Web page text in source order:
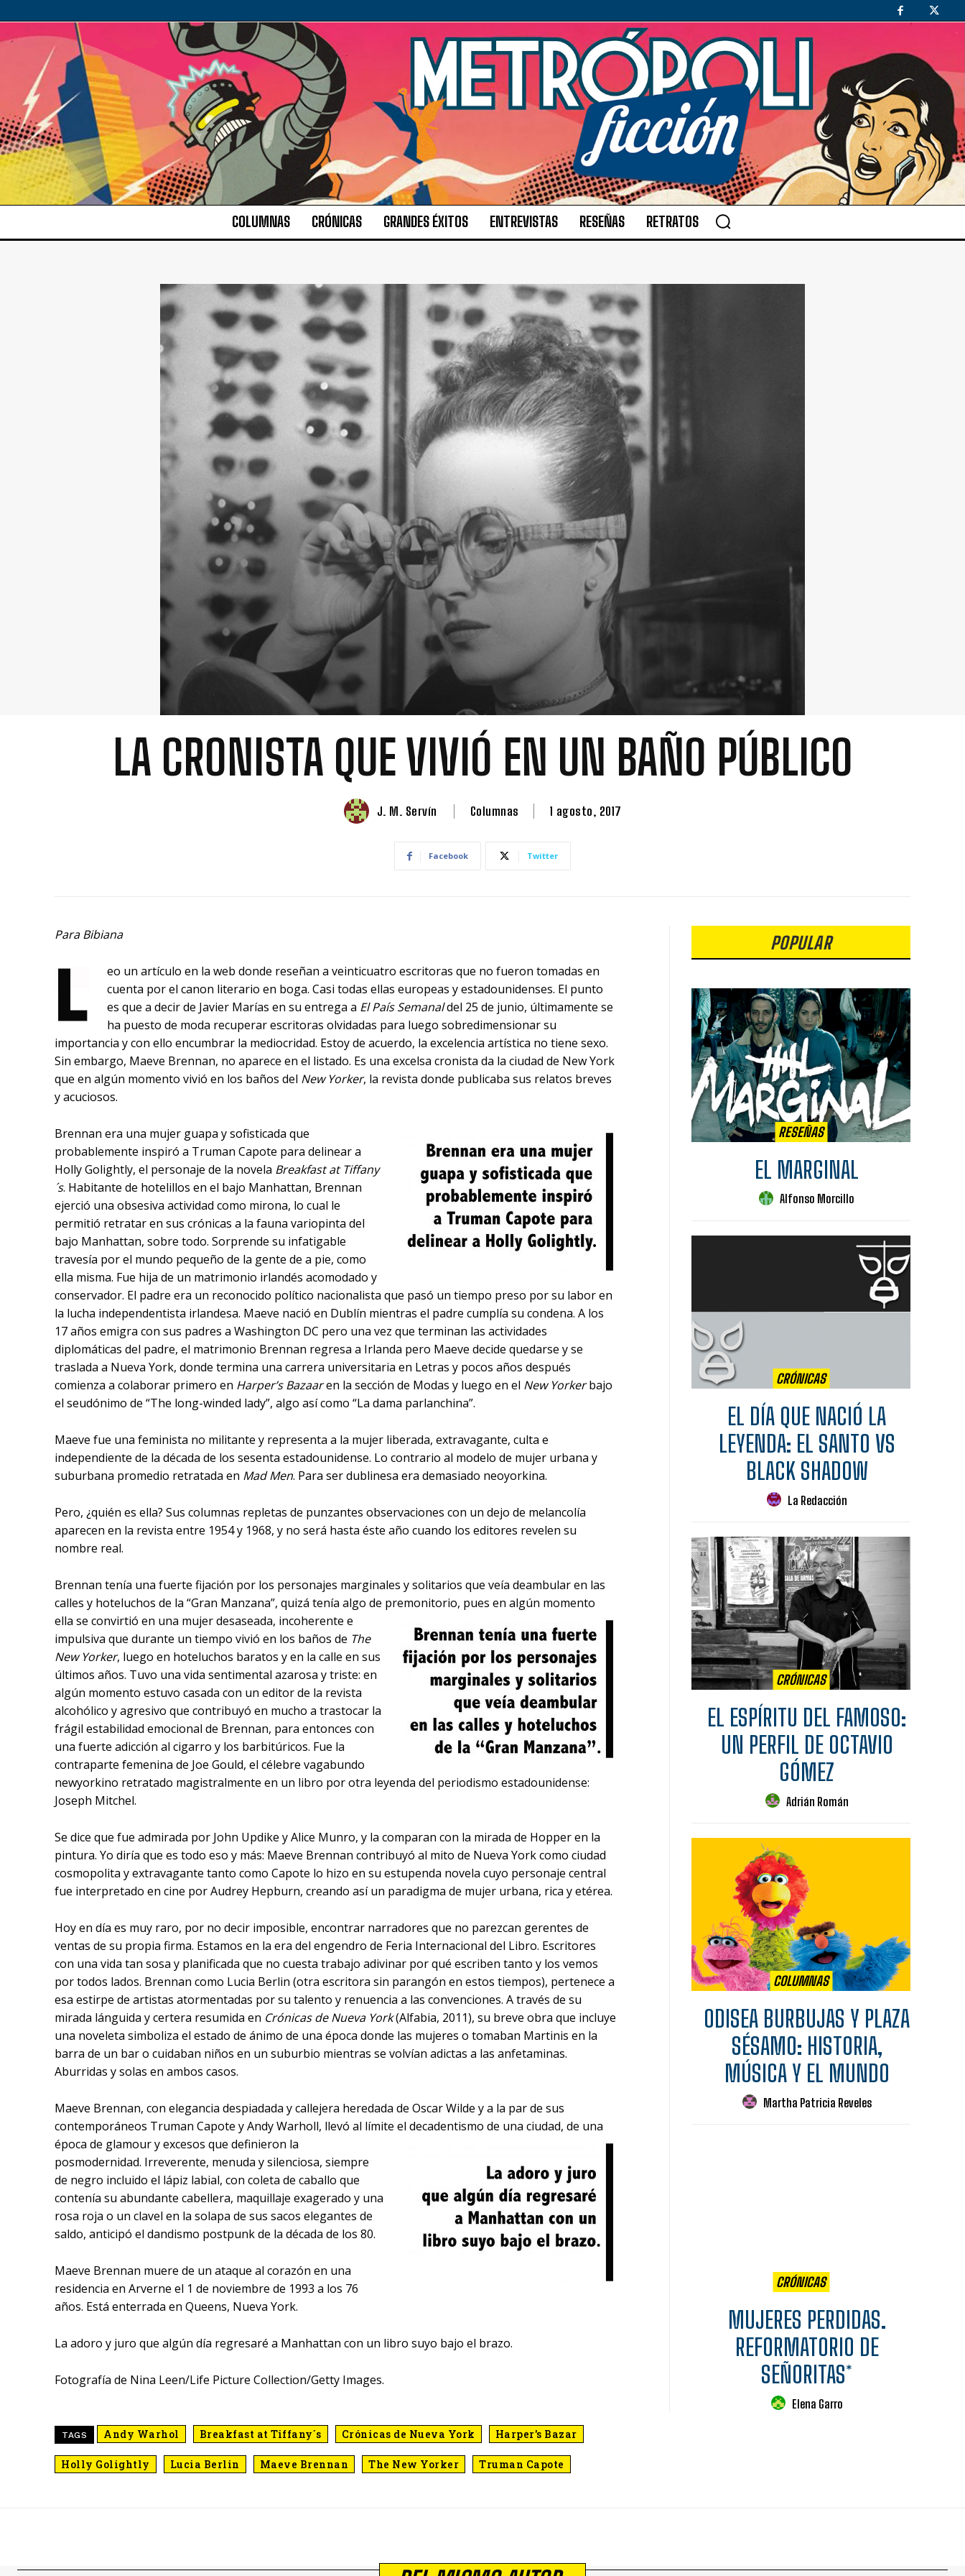
COLUMNAS CRÓNICAS GRANDES ÉXITOS ENTREVISTAS RESEÑAS RETRATOS
LA CRONISTA QUE VIVIÓ EN UN BAÑO PÚBLICO
J. M. Servín Columnas 1 agosto, 2017
Facebook Twitter
Para Bibiana
eo un artículo en la web donde reseñan a veinticuatro escritoras que no fueron tomadas en
cuenta por el canon literario en boga. Casi todas ellas europeas y estadounidenses. El punto
es que a decir de Javier Marías en su entrega a El País Semanaldel 25 de junio, últimamente se
ha puesto de moda recuperar escritoras olvidadas para luego sobredimensionar su
importancia y con ello encumbrar la mediocridad. Estoy de acuerdo, la excelencia artística no tiene sexo.
Sin embargo, Maeve Brennan, no aparece en el listado. Es una excelsa cronista da la ciudad de New York
que en algún momento vivió en los baños del New Yorker, la revista donde publicaba sus relatos breves
y acuciosos.
Brennan era una mujer guapa y sofisticada que
probablemente inspiró a Truman Capote para delinear a
Holly Golightly, el personaje de la novela Breakfast at Tiffany
´s. Habitante de hotelillos en el bajo Manhattan, Brennan
ejerció una obsesiva actividad como mirona, lo cual le
permitió retratar en sus crónicas a la fauna variopinta del
bajo Manhattan, sobre todo. Sorprende su infatigable
travesía por el mundo pequeño de la gente de a pie, como
ella misma. Fue hija de un matrimonio irlandés acomodado y
conservador. El padre era un reconocido político nacionalista que pasó un tiempo preso por su labor en
la lucha independentista irlandesa. Maeve nació en Dublín mientras el padre cumplía su condena. A los
17 años emigra con sus padres a Washington DC pero una vez que terminan las actividades
diplomáticas del padre, el matrimonio Brennan regresa a Irlanda pero Maeve decide quedarse y se
traslada a Nueva York, donde termina una carrera universitaria en Letras y pocos años después
comienza a colaborar primero en Harper’s Bazaaren la sección de Modas y luego en el New Yorkerbajo
el seudónimo de “The long-winded lady”, algo así como “La dama parlanchina”.
Maeve fue una feminista no militante y representa a la mujer liberada, extravagante, culta e
independiente de la década de los sesenta estadounidense. Lo contrario al modelo de mujer urbana y
suburbana promedio retratada en Mad Men. Para ser dublinesa era demasiado neoyorkina.
Pero, ¿quién es ella? Sus columnas repletas de punzantes observaciones con un dejo de melancolía
aparecen en la revista entre 1954 y 1968, y no será hasta éste año cuando los editores revelen su
nombre real.
Brennan tenía una fuerte fijación por los personajes marginales y solitarios que veía deambular en las
calles y hoteluchos de la “Gran Manzana”, quizá tenía algo de premonitorio, pues en algún momento
ella se convirtió en una mujerdesaseada, incoherente e
impulsiva que durante un tiempo vivió en los baños de The
New Yorker, luego en hoteluchos baratos y en la calle en sus
últimos años. Tuvo una vida sentimental azarosa y triste: en
algún momento estuvo casada con un editor de la revista
alcohólico y agresivo que contribuyó en mucho a trastocar la
frágil estabilidad emocional de Brennan, para entonces con
una fuerte adicción al cigarro y los barbitúricos. Fue la
contraparte femenina de Joe Gould, el célebre vagabundo
newyorkino retratado magistralmente en un libro por otra leyenda del periodismo estadounidense:
Joseph Mitchel.
Se dice que fue admirada por John Updike y Alice Munro, y la comparan con la mirada de Hopper en la
pintura. Yo diría que es todo eso y más: Maeve Brennan contribuyó al mito de Nueva York como ciudad
cosmopolita y extravagante tanto como Capote lo hizo en su estupenda novela cuyo personaje central
fue interpretado en cine por Audrey Hepburn, creando así un paradigma de mujer urbana, rica y etérea.
Hoy en día es muy raro, por no decir imposible, encontrar narradores que no parezcan gerentes de
ventas de su propia firma. Estamos en la era del engendro de Feria Internacional del Libro. Escritores
con una vida tan sosa y planificada que no cuesta trabajo adivinar por qué escriben tanto y los vemos
por todos lados. Brennan como Lucia Berlin (otra escritora sin parangón en estos tiempos), pertenece a
esa estirpe de artistas atormentadas por su talento y renuencia a las convenciones. A través de su
mirada lánguida y certera resumida en Crónicas de Nueva York(Alfabia, 2011), su breve obra que incluye
una noveleta simboliza el estado de ánimo de una época donde las mujeres o tomaban Martinis en la
barra de un bar o cuidaban niños en un suburbio mientras se volvían adictas a las anfetaminas.
Aburridas y solas en ambos casos.
Maeve Brennan, con elegancia despiadada y callejera heredada de Oscar Wilde y a la par de sus
contemporáneos Truman Capote y Andy Warholl, llevó al límite el decadentismo de una ciudad, de una
época de glamour y excesos que definieron la
posmodernidad. Irreverente, menuda y silenciosa, siempre
de negro incluido el lápiz labial, con coleta de caballo que
contenía su abundante cabellera, maquillaje exagerado y una
rosa roja o un clavel en la solapa de sus sacos elegantes de
saldo, anticipó el dandismo postpunk de la década de los 80.
Maeve Brennan muere de un ataque al corazón en una
residencia en Arverne el 1 de noviembre de 1993 a los 76
años. Está enterrada en Queens, Nueva York.
La adoro y juro que algún día regresaré a Manhattan con un libro suyo bajo el brazo.
Fotografía de Nina Leen/Life Picture Collection/Getty Images.
TAGS Andy Warhol Breakfast at Tiffany´s Crónicas de Nueva York Harper's Bazar
Holly Golightly Lucia Berlin Maeve Brennan The New Yorker Truman Capote
POPULAR
RESEÑAS
EL MARGINAL
Alfonso Morcillo
CRÓNICAS
EL DÍA QUE NACIÓ LA
LEYENDA: EL SANTO VS
BLACK SHADOW
La Redacción
CRÓNICAS
EL ESPÍRITU DEL FAMOSO:
UN PERFIL DE OCTAVIO
GÓMEZ
Adrián Román
COLUMNAS
ODISEA BURBUJAS Y PLAZA
SÉSAMO: HISTORIA,
MÚSICA Y EL MUNDO
Martha Patricia Reveles
CRÓNICAS
MUJERES PERDIDAS.
REFORMATORIO DE
SEÑORITAS*
Elena Garro